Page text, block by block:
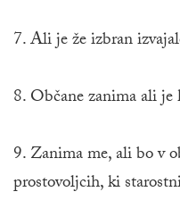
7. Ali je že izbran
8. Občane zanima ali
9. Zanima me, ali bo v
prostovoljcih, ki